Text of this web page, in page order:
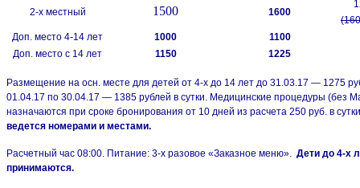
2-х местный 1500 1600
Доп. место 4-14 лет
1000
1100
Доп. место с 14 лет
1150 1225
Размещение на осн. месте для детей от 4-х до 14 лет до 31.03.17 — 1275
01.04.17 по 30.04.17 — 1385 рублей в сутки. Медицинские процедуры (без
назначаются при сроке бронирования от 10 дней из расчета 250 руб. в
ведется номерами и местами.
Расчетный час 08:00. Питание: 3-х разовое «Заказное меню». Дети до 4-х
принимаются.